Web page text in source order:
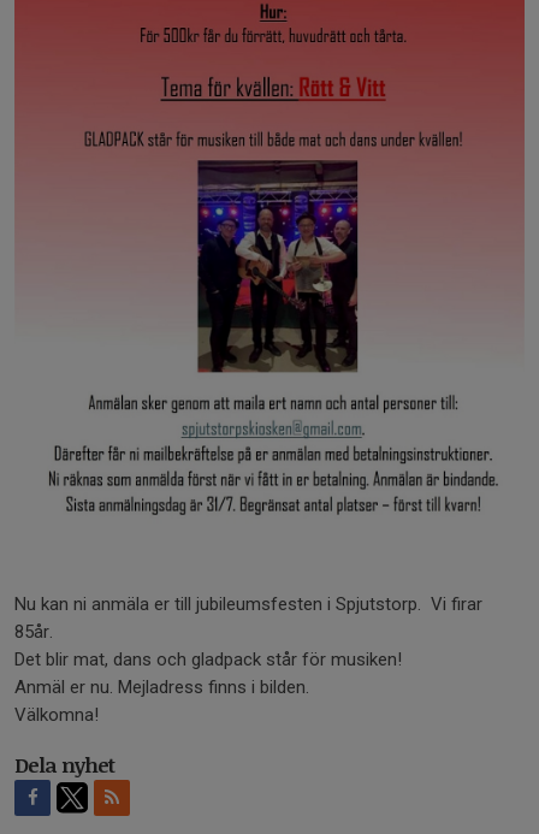
Nu kan ni anmäla er till jubileumsfesten i Spjutstorp. Vi firar
85år.
Det blir mat, dans och gladpack står för musiken!
Anmäl er nu. Mejladress finns i bilden.
Välkomna!
Dela nyhet